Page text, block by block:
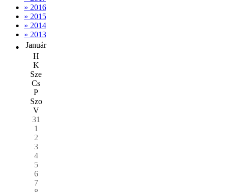
» 2016
» 2015
» 2014
» 2013
Január
H
K
Sze
Cs
P
Szo
V
31
1
2
3
4
5
6
7